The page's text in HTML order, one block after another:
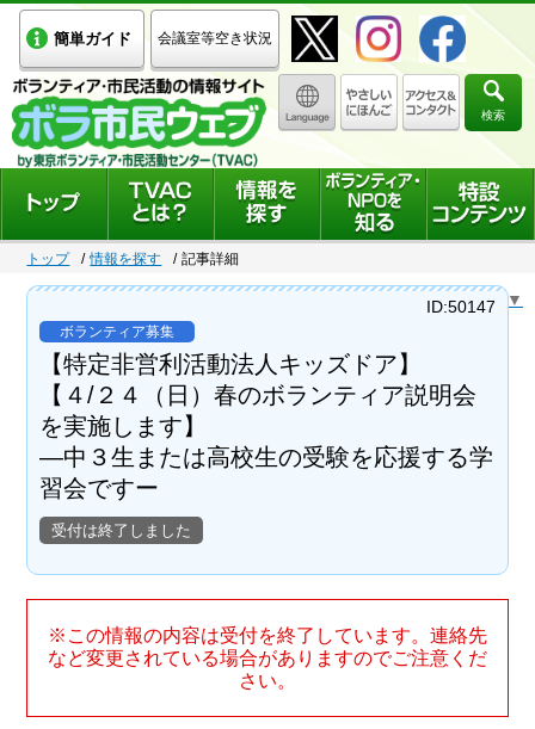
簡単ガイド 会議室等空き状況
検索
トップ 情報を探す 記事詳細
Select Language ▼
ボランティア募集
【特定非営利活動法人キッズドア】
【４/２４（日）春のボランティア説明会
を実施します】
―中３生または高校生の受験を応援する学
習会ですー
受付は終了しました
ID:50147
※この情報の内容は受付を終了しています。連絡先
など変更されている場合がありますのでご注意くだ
さい。